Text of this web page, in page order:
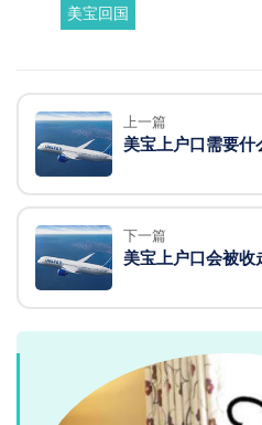
美宝回国
上一篇
美宝上户口需要什
下一篇
美宝上户口会被收